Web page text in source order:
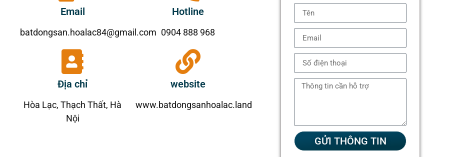
Email
batdongsan.hoalac84@gmail.com
Hotline
0904 888 968
Địa chỉ
Hòa Lạc, Thạch Thất, Hà
Nội
website
www.batdongsanhoalac.land
GỬI THÔNG TIN